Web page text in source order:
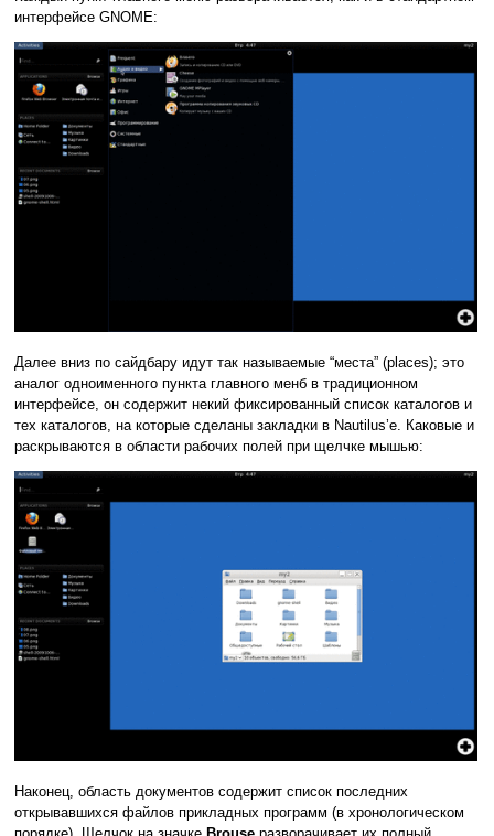
интерфейсе GNOME:
Далее вниз по сайдбару идут так называемые “места” (places); это
аналог одноименного пункта главного менб в традиционном
интерфейсе, он содержит некий фиксированный список каталогов и
тех каталогов, на которые сделаны закладки в Nautilus’е. Каковые и
раскрываются в области рабочих полей при щелчке мышью:
Наконец, область документов содержит список последних
открывавшихся файлов прикладных программ (в хронологическом